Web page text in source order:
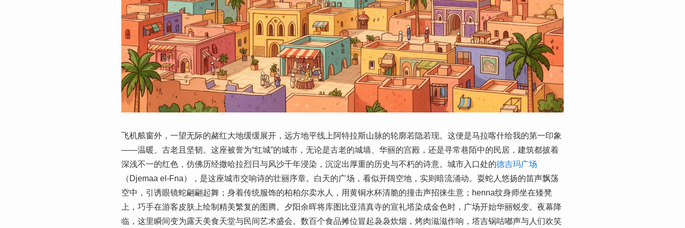
飞机舷窗外，一望无际的赭红大地缓缓展开，远方地平线上阿特拉斯山脉的轮廓若隐若现。这便是马拉喀什给我的第一印象
——温暖、古老且坚韧。这座被誉为“红城”的城市，无论是古老的城墙、华丽的宫殿，还是寻常巷陌中的民居，建筑都披着
深浅不一的红色，仿佛历经撒哈拉烈日与风沙千年浸染，沉淀出厚重的历史与不朽的诗意。城市入口处的德吉玛广场
（Djemaa el-Fna），是这座城市交响诗的壮丽序章。白天的广场，看似开阔空地，实则暗流涌动。耍蛇人悠扬的笛声飘荡
空中，引诱眼镜蛇翩翩起舞；身着传统服饰的柏柏尔卖水人，用黄铜水杯清脆的撞击声招徕生意；henna纹身师坐在矮凳
上，巧手在游客皮肤上绘制精美繁复的图腾。夕阳余晖将库图比亚清真寺的宣礼塔染成金色时，广场开始华丽蜕变。夜幕降
临，这里瞬间变为露天美食天堂与民间艺术盛会。数百个食品摊位冒起袅袅炊烟，烤肉滋滋作响，塔吉锅咕嘟声与人们欢笑